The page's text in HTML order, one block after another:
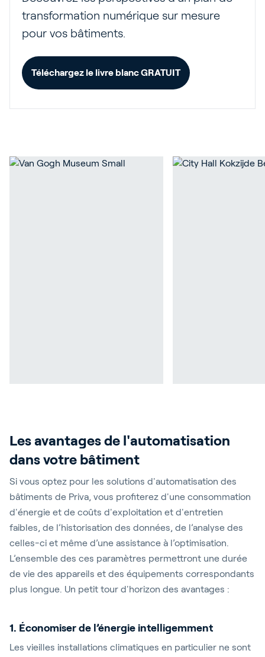
transformation numérique sur mesure
pour vos bâtiments.
Téléchargez le livre blanc GRATUIT
Les avantages de l'automatisation
dans votre bâtiment
Si vous optez pour les solutions d'automatisation des
bâtiments de Priva, vous profiterez d'une consommation
d'énergie et de coûts d'exploitation et d'entretien
faibles, de l’historisation des données, de l’analyse des
celles-ci et même d’une assistance à l’optimisation.
L’ensemble des ces paramètres permettront une durée
de vie des appareils et des équipements correspondants
plus longue. Un petit tour d'horizon des avantages :
1. Économiser de l’énergie intelligemment
Les vieilles installations climatiques en particulier ne sont